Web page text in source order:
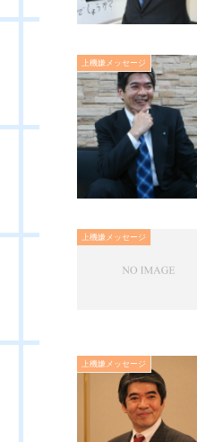
上機嫌メッセージ
上機嫌メッセージ
上機嫌メッセージ